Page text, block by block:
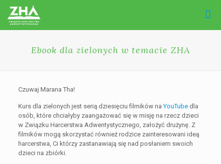
Ebook dla zielonych w temacie ZHA
Czuwaj Marana Tha!
Kurs dla zielonych jest serią dziesięciu filmików naYouTubedla
osób, które chciałyby zaangażować się w misję na rzecz dzieci
w Związku Harcerstwa Adwentystycznego, założyć drużynę. Z
filmików mogą skorzystać również rodzice zainteresowani ideą
harcerstwa, Ci którzy zastanawiają się nad posłaniem swoich
dzieci na zbiórki.